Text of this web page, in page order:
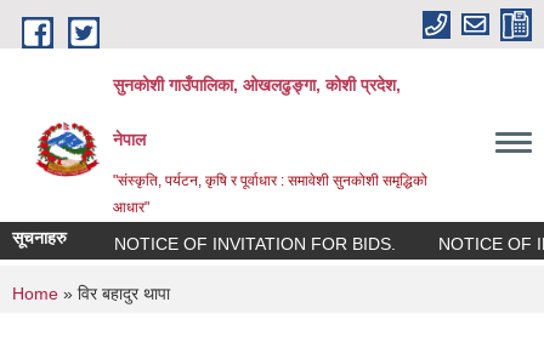
Skip to main content
सुनकोशी गाउँपालिका, ओखलढुङ्गा, कोशी प्रदेश,
नेपाल
"संस्कृति, पर्यटन, कृषि र पूर्वाधार : समावेशी सुनकोशी समृद्धिको
आधार"
सूचनाहरु NOTICE OF INVITATION FOR BIDS. NOTICE OF
You are here
Home » विर बहादुर थापा